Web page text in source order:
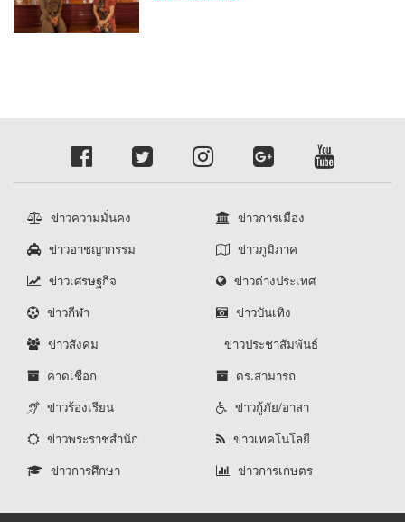
ข่าวความมั่นคง
ข่าวการเมือง
ข่าวอาชญากรรม
ข่าวภูมิภาค
ข่าวเศรษฐกิจ
ข่าวต่างประเทศ
ข่าวกีฬา
ข่าวบันเทิง
ข่าวสังคม
ข่าวประชาสัมพันธ์
คาดเชือก
ดร.สามารถ
ข่าวร้องเรียน
ข่าวกู้ภัย/อาสา
ข่าวพระราชสำนัก
ข่าวเทคโนโลยี
ข่าวการศึกษา
ข่าวการเกษตร